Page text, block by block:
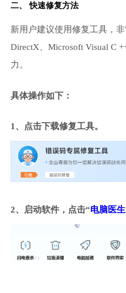
二、 快速修复方法
新用户建议使用修复工具，
DirectX、Microsoft Visual C
力。
具体操作如下：
1、点击下载修复工具。
2、启动软件，点击“电脑医生